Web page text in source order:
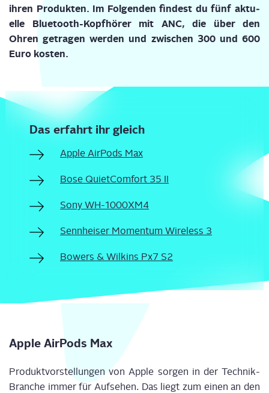
ihren Pro­duk­ten. Im Fol­gen­den fin­dest du fünf aktu­
el­le Blue­tooth-Kopf­hö­rer mit ANC, die über den
Ohrengetra­gen wer­den und zwi­schen 300 und 600
Euro kos­ten.
Das erfahrt ihr gleich
Apple Air­Pods Max
Bose Quiet­Com­fort 35 II
Sony WH-1000XM4
Senn­hei­ser Momen­tum Wire­less 3
Bowers & Wil­kins Px7 S2
Apple Air­Pods Max
Pro­dukt­vor­stel­lun­gen von Apple sor­gen in der Tech­nik-
Bran­che immer für Auf­se­hen. Das liegt zum einen an den